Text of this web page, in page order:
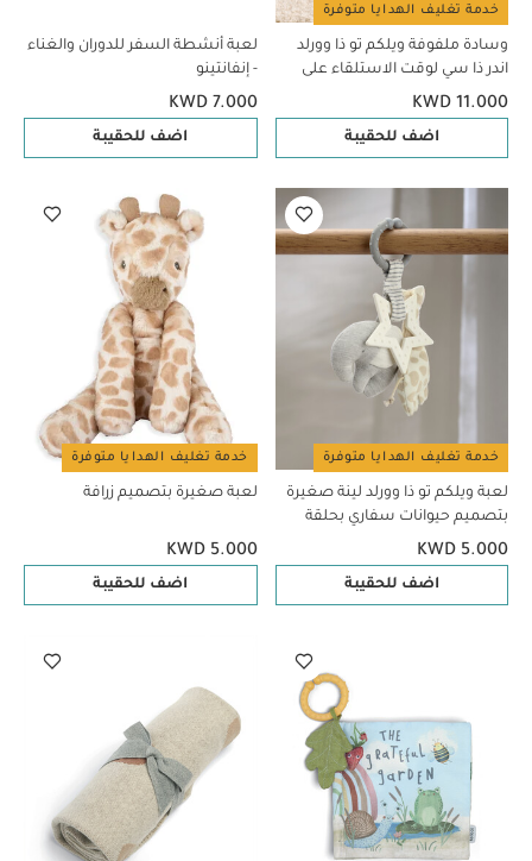
خدمة تغليف الهدايا متوفرة
وسادة ملفوفة ويلكم تو ذا وورلد
اندر ذا سي لوقت الاستلقاء على
البطن - أزرق
KWD 11.000
اضف للحقيبة
لعبة أنشطة السفر للدوران والغناء
- إنفانتينو
KWD 7.000
اضف للحقيبة
خدمة تغليف الهدايا متوفرة
لعبة ويلكم تو ذا وورلد لينة صغيرة
بتصميم حيوانات سفاري بحلقة
KWD 5.000
اضف للحقيبة
خدمة تغليف الهدايا متوفرة
لعبة صغيرة بتصميم زرافة
KWD 5.000
اضف للحقيبة